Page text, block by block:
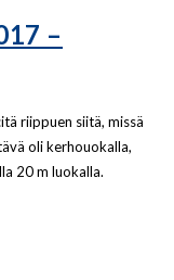
–
riippuen siitä, missä
oli kerhouokalla,
20 m luokalla.